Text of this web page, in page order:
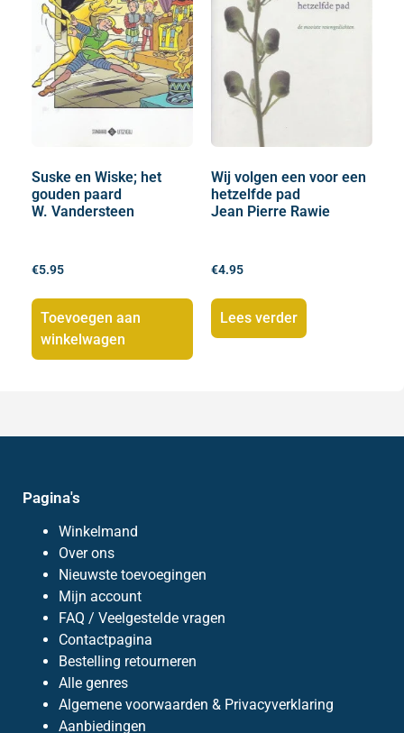
Suske en Wiske; het
gouden paard
W. Vandersteen
€5.95
Toevoegen aan
winkelwagen
Wij volgen een voor een
hetzelfde pad
Jean Pierre Rawie
€4.95
Lees verder
Pagina's
Winkelmand
Over ons
Nieuwste toevoegingen
Mijn account
FAQ / Veelgestelde vragen
Contactpagina
Bestelling retourneren
Alle genres
Algemene voorwaarden & Privacyverklaring
Aanbiedingen